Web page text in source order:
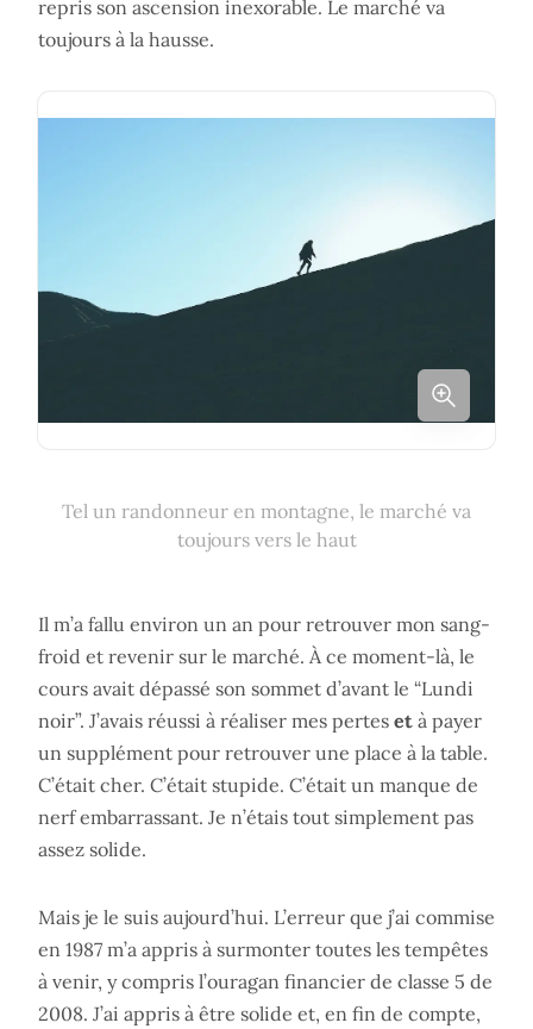
repris son ascension inexorable. Le marché va
toujours à la hausse.
Tel un randonneur en montagne, le marché va
toujours vers le haut
Il m’a fallu environ un an pour retrouver mon sang-
froid et revenir sur le marché. À ce moment-là, le
cours avait dépassé son sommet d’avant le “Lundi
noir”. J’avais réussi à réaliser mes pertes et à payer
un supplément pour retrouver une place à la table.
C’était cher. C’était stupide. C’était un manque de
nerf embarrassant. Je n’étais tout simplement pas
assez solide.
Mais je le suis aujourd’hui. L’erreur que j’ai commise
en 1987 m’a appris à surmonter toutes les tempêtes
à venir, y compris l’ouragan financier de classe 5 de
2008. J’ai appris à être solide et, en fin de compte,